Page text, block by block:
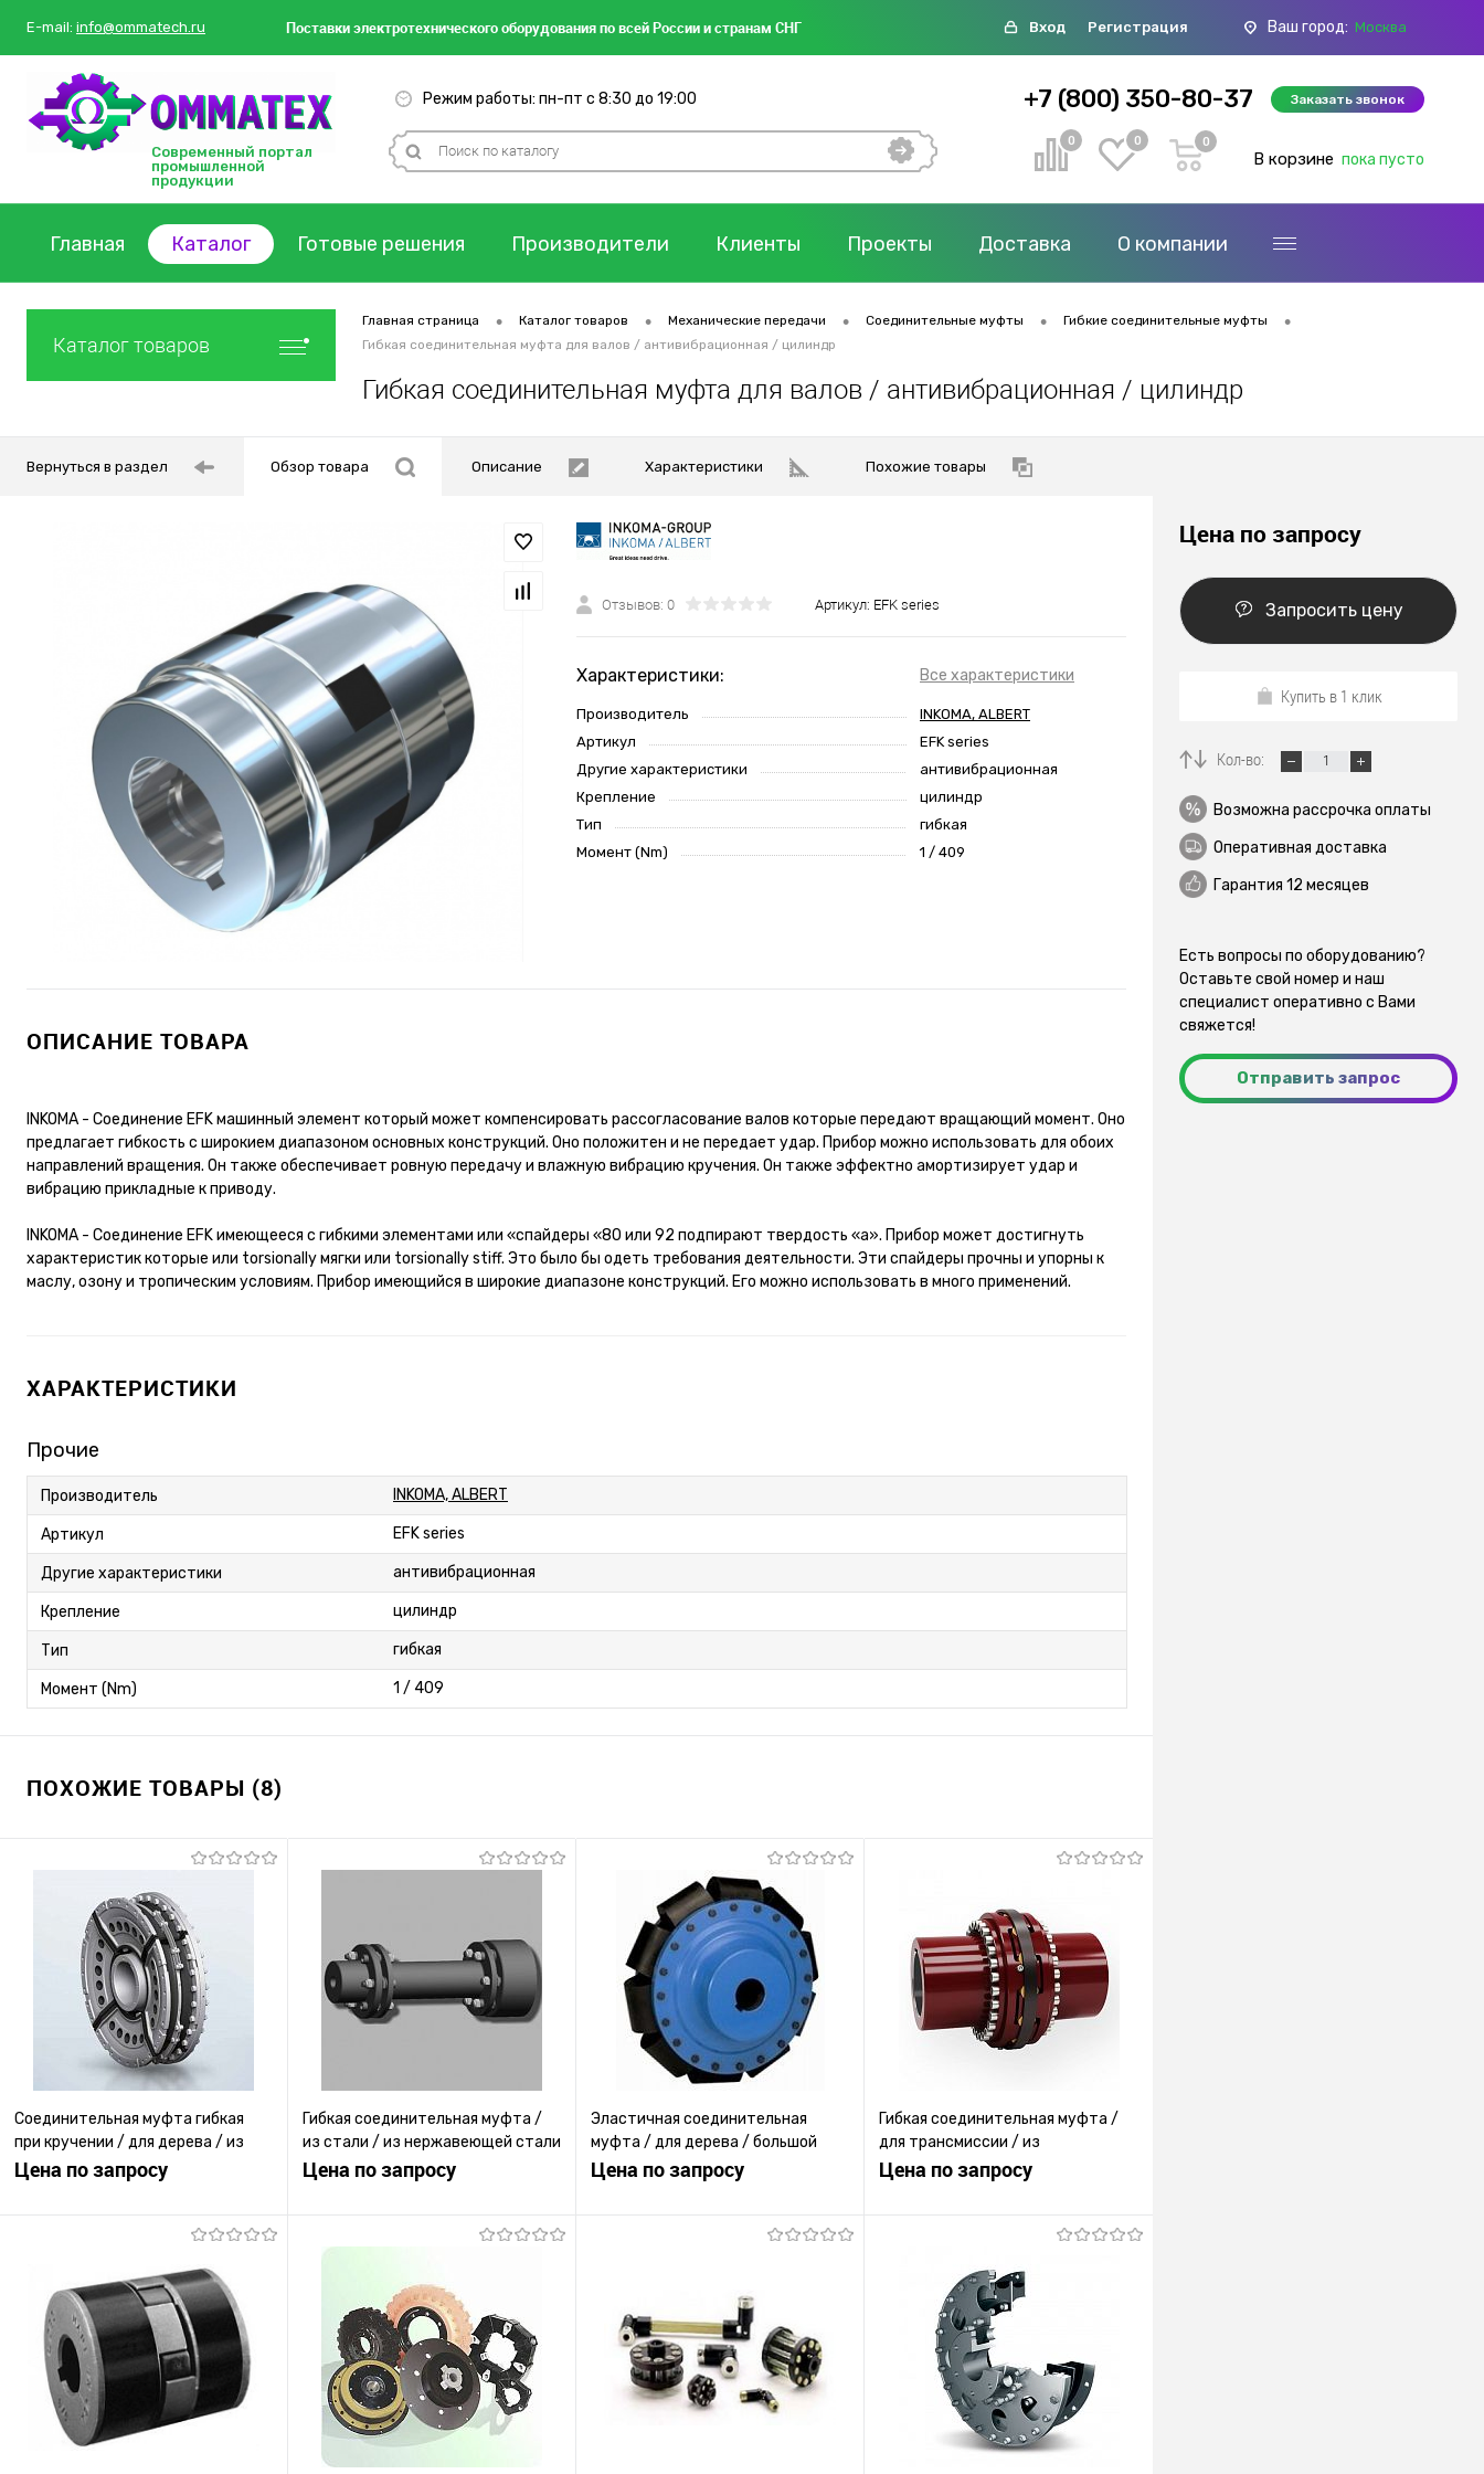
E-mail: info@ommatech.ru Поставкиэлектротехнического оборудования по всей России и странам СНГ Вход Регистрация Ваш город: Москва
Современный портал
промышленной
продукции
Режим работы: пн-пт с 8:30 до 19:00 +7 (800) 350-80-37 Заказать звонок
0 0 0
В корзине пока пусто
Главная Каталог Готовые решения Производители Клиенты Проекты Доставка О компании
Каталог товаров
Главная страница • Каталог товаров • Механические передачи • Соединительные муфты • Гибкие соединительные муфты •
Гибкая соединительная муфта для валов / антивибрационная / цилиндр
Гибкая соединительная муфта для валов / антивибрационная / цилиндр
Вернуться в раздел Обзор товара Описание Характеристики Похожие товары
Отзывов: 0 Артикул: EFK series
Характеристики: Все характеристики
Производитель
INKOMA, ALBERT
Артикул
EFK series
Другие характеристики
антивибрационная
Крепление
цилиндр
Тип
гибкая
Момент (Nm)
1 / 409
ОПИСАНИЕ ТОВАРА
INKOMA - Соединение EFK машинный элемент который может компенсировать рассогласование валов которые передают вращающий момент. Оно
предлагает гибкость с широкием диапазоном основных конструкций. Оно положитен и не передает удар. Прибор можно использовать для обоих
направлений вращения. Он также обеспечивает ровную передачу и влажную вибрацию кручения. Он также эффектно амортизирует удар и
вибрацию прикладные к приводу.
INKOMA - Соединение EFK имеющееся с гибкими элементами или «спайдеры «80 или 92 подпирают твердость «a». Прибор может достигнуть
характеристик которые или torsionally мягки или torsionally stiff. Это было бы одеть требования деятельности. Эти спайдеры прочны и упорны к
маслу, озону и тропическим условиям. Прибор имеющийся в широкие диапазоне конструкций. Его можно использовать в много применений.
ХАРАКТЕРИСТИКИ
Прочие
Производитель INKOMA, ALBERT
Артикул EFK series
Другие характеристики антивибрационная
Крепление цилиндр
Тип гибкая
Момент (Nm) 1 / 409
ПОХОЖИЕ ТОВАРЫ (8)
Соединительная муфта гибкая
при кручении / для дерева / из
каучука / металлическая
Цена по запросу
Запросить цену
Купить в 1 клик
К сравнению
В избранное
Под заказ
Гибкая соединительная муфта /
из стали / из нержавеющей стали
/ с измерением момента
Цена по запросу
Запросить цену
Купить в 1 клик
В избранное
Под заказ
Эластичная соединительная
муфта / для дерева / большой
эластичности / с фланцем
Цена по запросу
Запросить цену
В избранное
Под заказ
Гибкая соединительная муфта /
для трансмиссии / из
полиуретана
Цена по запросу
Запросить цену
Купить в 1 клик
В избранное
Цена по запросу
Запросить цену
Купить в 1 клик
Кол-во:
Возможна рассрочка оплаты
Оперативная доставка
Гарантия 12 месяцев
Есть вопросы по оборудованию?
Оставьте свой номер и наш
специалист оперативно с Вами
свяжется!
Отправить запрос